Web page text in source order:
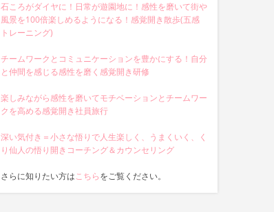
石ころがダイヤに！日常が遊園地に！感性を磨いて街や
風景を100倍楽しめるようになる！感覚開き散歩(五感
トレーニング)
チームワークとコミュニケーションを豊かにする！自分
と仲間を感じる感性を磨く感覚開き研修
楽しみながら感性を磨いてモチベーションとチームワー
クを高める感覚開き社員旅行
深い気付き＝小さな悟りで人生楽しく、うまくいく、く
り仙人の悟り開きコーチング＆カウンセリング
さらに知りたい方はこちらをご覧ください。